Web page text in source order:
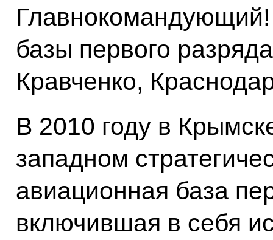
базы первого
Кравченко,
В 2010 году в
западном
авиационная база
включившая в себя